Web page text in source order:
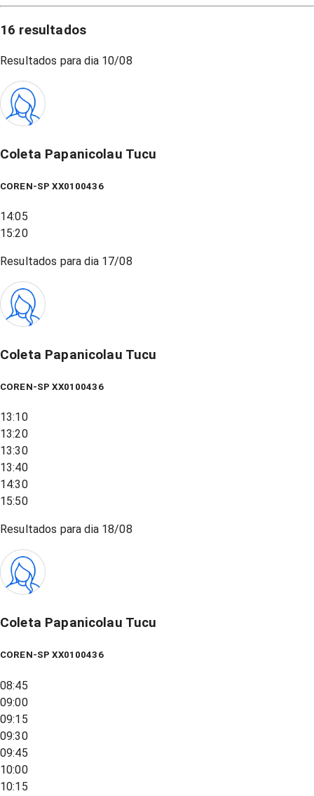
16 resultados
Resultados para dia 10/08
Coleta Papanicolau Tucu
COREN-SP XX0100436
14:05
15:20
Resultados para dia 17/08
Coleta Papanicolau Tucu
COREN-SP XX0100436
13:10
13:20
13:30
13:40
14:30
15:50
Resultados para dia 18/08
Coleta Papanicolau Tucu
COREN-SP XX0100436
08:45
09:00
09:15
09:30
09:45
10:00
10:15